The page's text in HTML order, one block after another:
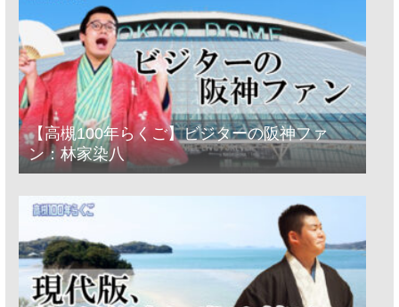
【高槻100年らくご】ビジターの阪神ファ
ン：林家染八